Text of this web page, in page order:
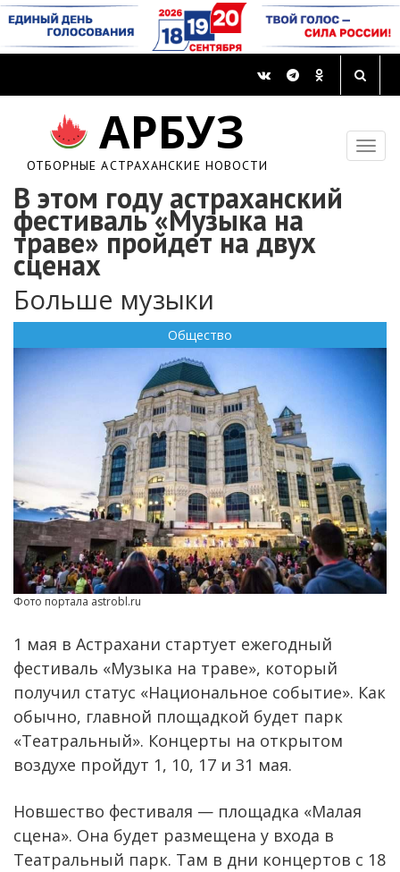
АРБУЗ
ОТБОРНЫЕ АСТРАХАНСКИЕ НОВОСТИ
В этом году астраханский
фестиваль «Музыка на
траве» пройдет на двух
сценах
Больше музыки
Общество
Фото портала astrobl.ru
1 мая в Астрахани стартует ежегодный
фестиваль «Музыка на траве», который
получил статус «Национальное событие». Как
обычно, главной площадкой будет парк
«Театральный». Концерты на открытом
воздухе пройдут 1, 10, 17 и 31 мая.
Новшество фестиваля — площадка «Малая
сцена». Она будет размещена у входа в
Театральный парк. Там в дни концертов с 18